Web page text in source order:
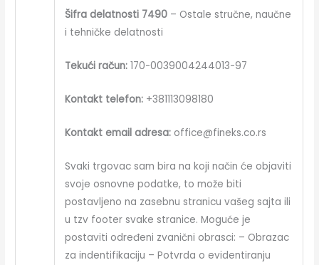
Šifra delatnosti 7490 – Ostale stručne, naučne
i tehničke delatnosti
Tekući račun:170-0039004244013-97
Kontakt telefon:+381113098180
Kontakt email adresa:office@fineks.co.rs
Svaki trgovac sam bira na koji način će objaviti
svoje osnovne podatke, to može biti
postavljeno na zasebnu stranicu vašeg sajta ili
u tzv footer svake stranice. Moguće je
postaviti određeni zvanični obrasci: – Obrazac
za indentifikaciju – Potvrda o evidentiranju